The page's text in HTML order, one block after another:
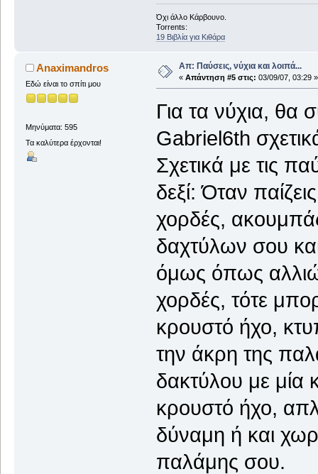
Όχι άλλο Κάρβουνο.
Torrents:
19 Βιβλία για Κιθάρα
Anaximandros
Εδώ είναι το σπίτι μου
Μηνύματα: 595
Τα καλύτερα έρχονται!
Απ: Παύσεις, νύχια και λοιπά...
« Απάντηση #5 στις: 03/09/07, 03:29 »
Για τα νύχια,
Gabriel6th
Σχετικά με τις
δεξί: Όταν
χορδές,
δαχτύλων σου
όμως όπως
χορδές, τότε
κρουστό ήχο,
την άκρη της
δακτύλου με μία
κρουστό ήχο,
δύναμη ή και
παλάμης σου.